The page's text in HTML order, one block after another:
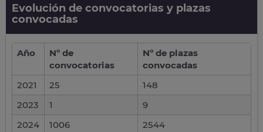
Evolución de convocatorias y plazas
convocadas
Año
Nº de
convocatorias
Nº de plazas
convocadas
2021
25
148
2023
1
9
2024
1006
2544